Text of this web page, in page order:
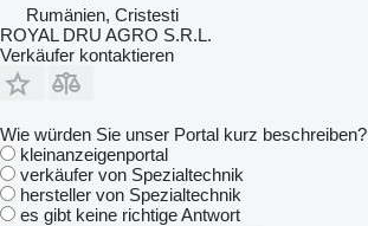
Rumänien, Cristesti
ROYAL DRU AGRO S.R.L.
Verkäufer kontaktieren
Wie würden Sie unser Portal kurz beschreiben?
kleinanzeigenportal
verkäufer von Spezialtechnik
hersteller von Spezialtechnik
es gibt keine richtige Antwort